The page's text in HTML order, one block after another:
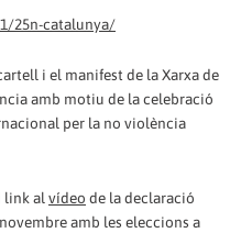
25n-catalunya/
i el manifest de la Xarxa de
amb motiu de la celebració
per la no violència
link alvídeo de la declaració
amb les eleccions a